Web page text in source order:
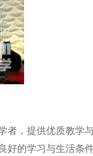
，提供优质教学
的学习与生活条